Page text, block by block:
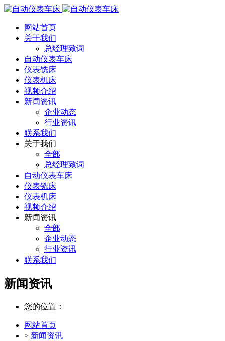
网站首页
关于我们
总经理致词
自动仪表车床
仪表铣床
仪表机床
视频介绍
新闻资讯
企业动态
行业资讯
联系我们
关于我们
全部
总经理致词
自动仪表车床
仪表铣床
仪表机床
视频介绍
新闻资讯
全部
企业动态
行业资讯
联系我们
新闻资讯
您的位置：
网站首页
> 新闻资讯